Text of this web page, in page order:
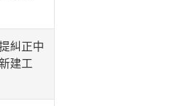
糾正中
建工